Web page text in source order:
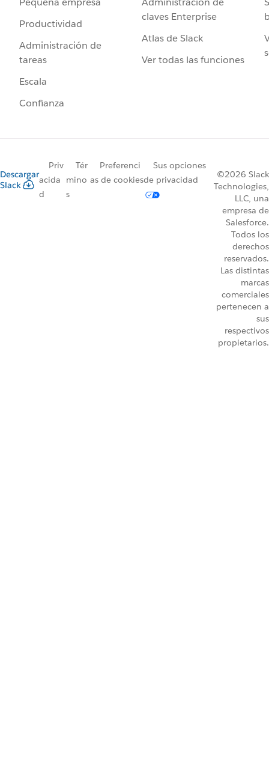
Productividad
Administración de
tareas
Escala
Confianza
claves Enterprise
Atlas de Slack
Ver todas las funciones
Descargar
Slack
Priv
acida
d
Tér
mino
s
Preferenci
as de cookies
Sus opciones
de privacidad
©2026 Slack
Technologies,
LLC, una
empresa de
Salesforce.
Todos los
derechos
reservados.
Las distintas
marcas
comerciales
pertenecen a
sus
respectivos
propietarios.